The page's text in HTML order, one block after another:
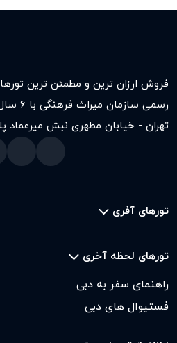
فروش ارزان ترین و مطمئن ترین
رسمی سازمان میراث فرهنگی با ۶ سال سابقه درخشان
تهران - خیابان مطهری نبش میرعماد پلاک
تورهای آفری
تورهای لحظه آخری
راهنمای سفر به دبی
فستیوال های دبی